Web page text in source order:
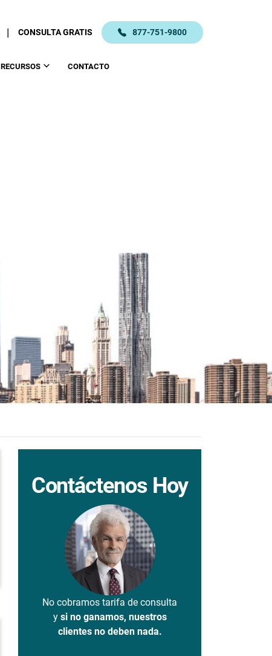
| CONSULTA GRATIS 877-751-9800
RECURSOS CONTACTO
Contáctenos Hoy
No cobramos tarifa de consulta
y si no ganamos, nuestros
clientes no deben nada.